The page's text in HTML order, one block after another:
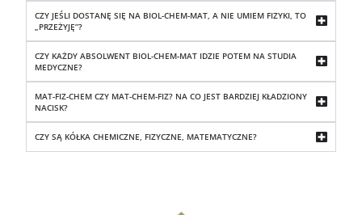
CZY JEŚLI DOSTANĘ SIĘ NA BIOL-CHEM-MAT, A NIE UMIEM FIZYKI, TO
„PRZEŻYJĘ”?
CZY KAŻDY ABSOLWENT BIOL-CHEM-MAT IDZIE POTEM NA STUDIA
MEDYCZNE?
MAT-FIZ-CHEM CZY MAT-CHEM-FIZ? NA CO JEST BARDZIEJ KŁADZIONY
NACISK?
CZY SĄ KÓŁKA CHEMICZNE, FIZYCZNE, MATEMATYCZNE?